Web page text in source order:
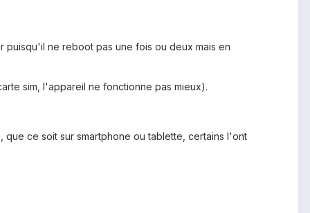
puisqu'il ne reboot pas une fois ou deux mais en
sim, l'appareil ne fonctionne pas mieux).
ce soit sur smartphone ou tablette, certains l'ont